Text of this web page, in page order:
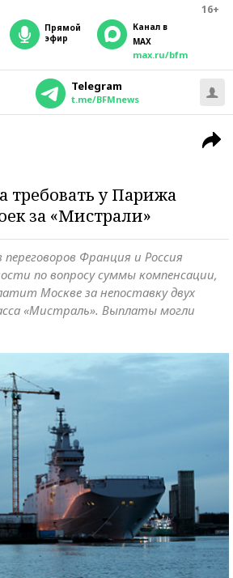
16+
прямой
эфир
Канал в
MAX
max.ru/bfm
Telegram
t.me/BFMnews
требовать у Парижа
за «Мистрали»
переговоров Франция и Россия
по вопросу суммы компенсации,
Москве за непоставку двух
«Мистраль». Выплаты могли